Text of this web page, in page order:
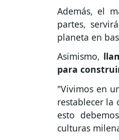
Además, el
partes,
planeta en
Asimismo,
para
"Vivimos en
restablecer la
esto
culturas